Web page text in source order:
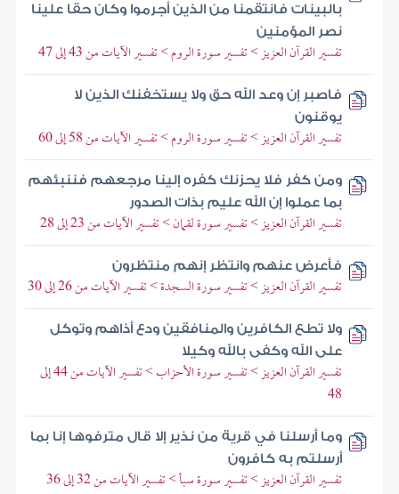
بالبينات فانتقمنا من الذين أجرموا وكان حقا علينا
نصر المؤمنين
تفسير القرآن العزيز > تفسير سورة الروم > تفسير الآيات من 43 إلى 47
فاصبر إن وعد الله حق ولا يستخفنك الذين لا
يوقنون
تفسير القرآن العزيز > تفسير سورة الروم > تفسير الآيات من 58 إلى 60
ومن كفر فلا يحزنك كفره إلينا مرجعهم فننبئهم
بما عملوا إن الله عليم بذات الصدور
تفسير القرآن العزيز > تفسير سورة لقمان > تفسير الآيات من 23 إلى 28
فأعرض عنهم وانتظر إنهم منتظرون
تفسير القرآن العزيز > تفسير سورة السجدة > تفسير الآيات من 26 إلى 30
ولا تطع الكافرين والمنافقين ودع أذاهم وتوكل
على الله وكفى بالله وكيلا
تفسير القرآن العزيز > تفسير سورة الأحزاب > تفسير الآيات من 44 إلى
48
وما أرسلنا في قرية من نذير إلا قال مترفوها إنا بما
أرسلتم به كافرون
تفسير القرآن العزيز > تفسير سورة سبأ > تفسير الآيات من 32 إلى 36